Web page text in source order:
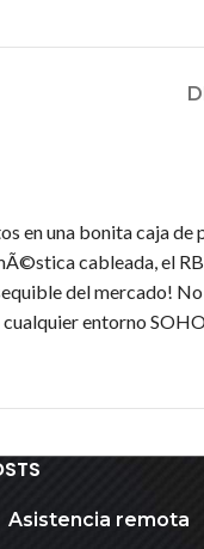
en una bonita caja
cableada, el
del mercado!
entorno
Asistencia remota